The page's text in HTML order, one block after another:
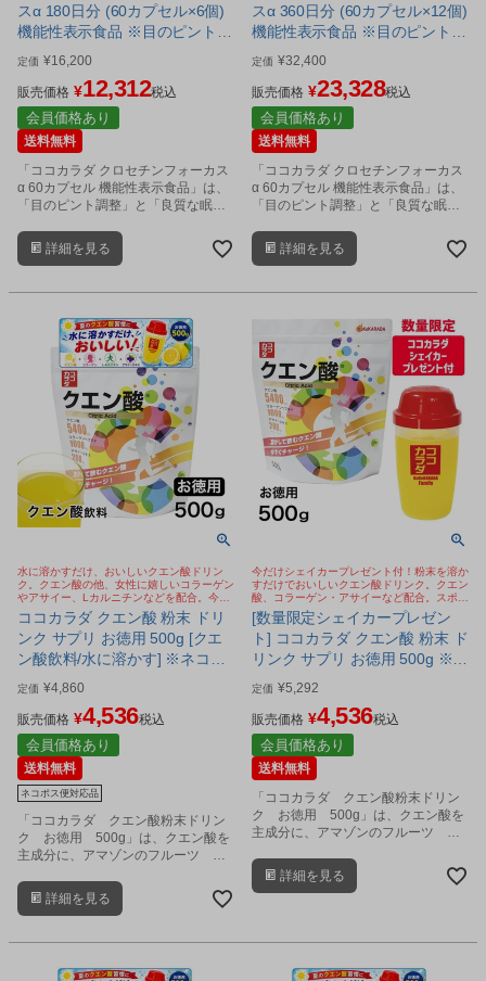
スα 180日分 (60カプセル×6個)
機能性表示食品 ※目のピント調
節 睡眠の質 Wサポート サプリ
[睡眠サプリ/目サプリ]
定価 ¥16,200
販売価格 ¥12,312税込
会員価格あり
送料無料
「ココカラダ クロセチンフォーカス
α 60カプセル 機能性表示食品」は、
「目のピント調整」と「良質な眠
を配合したサプリメントです。
詳細を見る
スα 360日分 (60カプセル×12個)
機能性表示食品 ※目のピント調
節 睡眠の質 Wサポート サプリ
[睡眠サプリ/目サプリ]
定価 ¥32,400
販売価格 ¥23,328税込
会員価格あり
送料無料
「ココカラダ クロセチンフォーカス
α 60カプセル 機能性表示食品」は、
「目のピント調整」と「良質な眠
を配合したサプリメントです。
詳細を見る
水に溶かすだけ、おいしいクエン酸ドリン
ク。クエン酸の他、女性に嬉しいコラーゲン
やアサイー、Lカルニチンなどを配合。今
SNSで話題のクエン酸 ババアの粉
ココカラダ クエン酸 粉末 ドリ
ンク サプリ お徳用 500g [クエ
ン酸飲料/水に溶かす] ※ネコポ
ス対応商品
定価 ¥4,860
販売価格 ¥4,536税込
会員価格あり
送料無料
ネコポス便対応品
「ココカラダ クエン酸粉末ドリン
ク お徳用 500g」は、クエン酸を
主成分に、アマゾンのフルーツ ア
アチン、コラーゲン、グルコサミ
ン、アミノ酸、ビタミンなどをバラ
す。
詳細を見る
今だけシェイカープレゼント付！粉末を溶か
すだけでおいしいクエン酸ドリンク。クエン
酸、コラーゲン・アサイーなど配合。スポー
ツドリンク、健康飲料に。お徳用タイプ。今
SNSで話題のクエン酸 ババアの粉
[数量限定シェイカープレゼン
ト] ココカラダ クエン酸 粉末 ド
リンク サプリ お徳用 500g ※コ
コカラダシェイカープレゼント
付 [クエン酸飲料/スポーツドリ
ンク]
定価 ¥5,292
販売価格 ¥4,536税込
会員価格あり
送料無料
「ココカラダ クエン酸粉末ドリン
ク お徳用 500g」は、クエン酸を
主成分に、アマゾンのフルーツ ア
アチン、コラーゲン、グルコサミ
ン、アミノ酸、ビタミンなどをバラ
詳細を見る